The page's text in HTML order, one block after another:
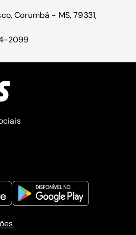
Corumbá - MS, 79331,
2099